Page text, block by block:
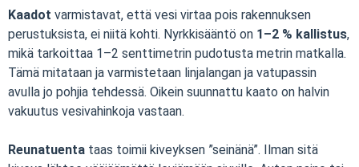
Kaadot varmistavat, että vesi virtaa pois rakennuksen
perustuksista, ei niitä kohti. Nyrkkisääntö on 1–2 % kallistus,
mikä tarkoittaa 1–2 senttimetrin pudotusta metrin matkalla.
Tämä mitataan ja varmistetaan linjalangan ja vatupassin
avulla jo pohjia tehdessä. Oikein suunnattu kaato on halvin
vakuutus vesivahinkoja vastaan.
Reunatuenta taas toimii kiveyksen ”seinänä”. Ilman sitä